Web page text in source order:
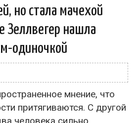
но стала мачехой
Зеллвегер нашла
одиночкой
мнение, что
притягиваются. С другой